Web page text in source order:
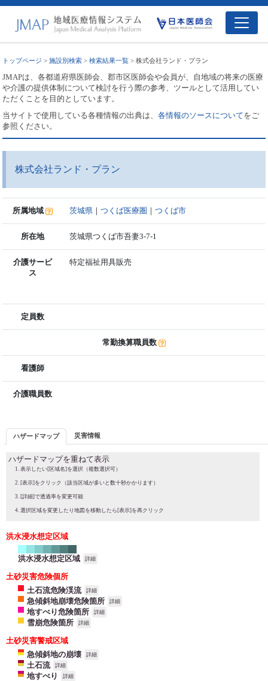
トップページ >施設別検索 >検索結果一覧 > 株式会社ランド・プラン
JMAPは、各都道府県医師会、郡市区医師会や会員が、自地域の将来の医療
や介護の提供体制について検討を行う際の参考、ツールとして活用してい
ただくことを目的としています。
当サイトで使用している各種情報の出典は、各情報のソースについてをご
参照ください。
株式会社ランド・プラン
所属地域 茨城県 ｜つくば医療圏 ｜つくば市
所在地 茨城県つくば市吾妻3-7-1
介護サービ
ス
特定福祉用具販売
定員数
常勤換算職員数
看護師
介護職員数
ハザードマップ 災害情報
ハザードマップを重ねて表示
表示したい[区域名]を選択（複数選択可）
[表示]をクリック（該当区域が多いと数十秒かかります）
[詳細]で透過率を変更可能
選択区域を変更したり地図を移動したら[表示]を再クリック
洪水浸水想定区域
洪水浸水想定区域 詳細
土砂災害危険個所
土石流危険渓流
詳細
急傾斜地崩壊危険箇所 詳細
地すべり危険箇所 詳細
雪崩危険箇所 詳細
土砂災害警戒区域
急傾斜地の崩壊
詳細
土石流 詳細
地すべり 詳細